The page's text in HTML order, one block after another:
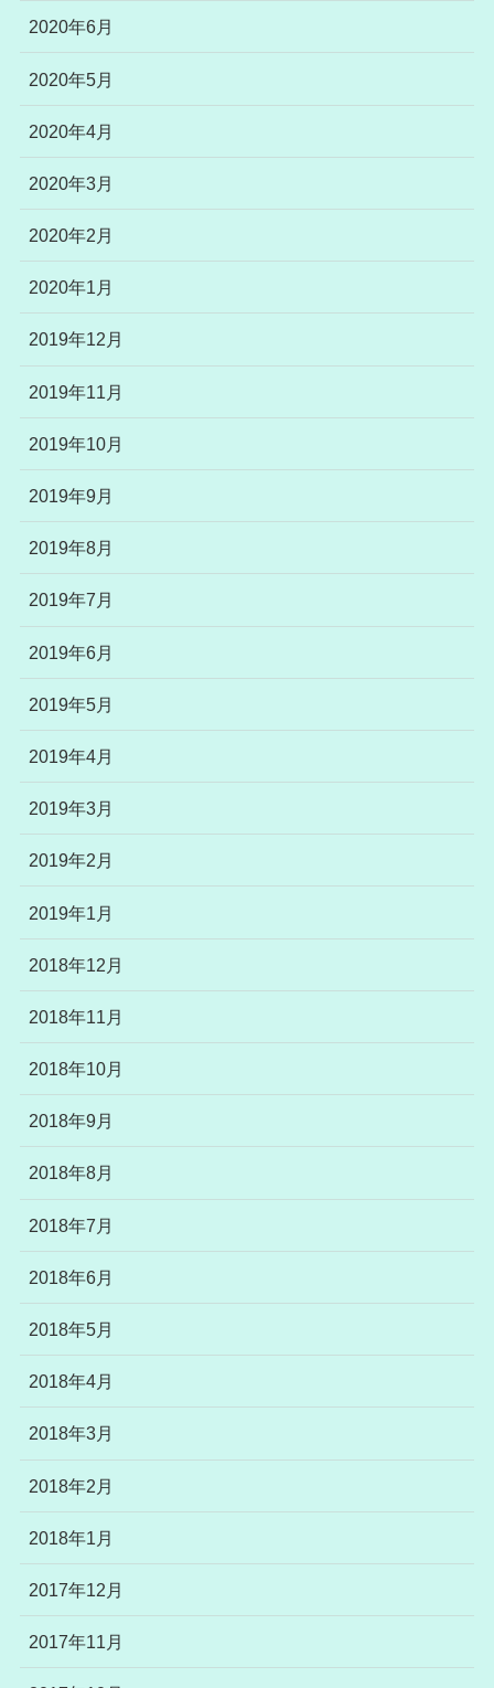
2020年6月
2020年5月
2020年4月
2020年3月
2020年2月
2020年1月
2019年12月
2019年11月
2019年10月
2019年9月
2019年8月
2019年7月
2019年6月
2019年5月
2019年4月
2019年3月
2019年2月
2019年1月
2018年12月
2018年11月
2018年10月
2018年9月
2018年8月
2018年7月
2018年6月
2018年5月
2018年4月
2018年3月
2018年2月
2018年1月
2017年12月
2017年11月